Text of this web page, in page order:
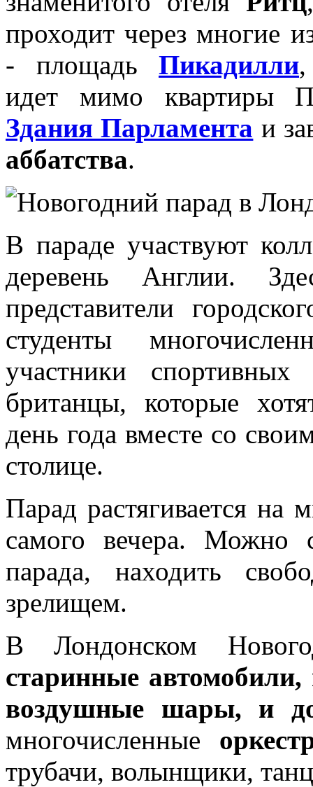
проходит через многие
- площадь Пикадилли
идет мимо квартиры
Здания Парламента и
аббатства.
В параде участвуют
деревень Англии.
представители
студенты
участники
британцы, которые
день года вместе со
столице.
Парад растягивается
самого вечера. Можно
парада, находить
зрелищем.
В Лондонском
старинные
воздушные шары, и
многочисленные
трубачи, волынщики,